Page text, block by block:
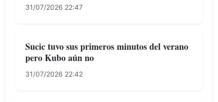
31/07/2026 22:47
Sucic tuvo sus primeros minutos del verano
pero Kubo aún no
31/07/2026 22:42